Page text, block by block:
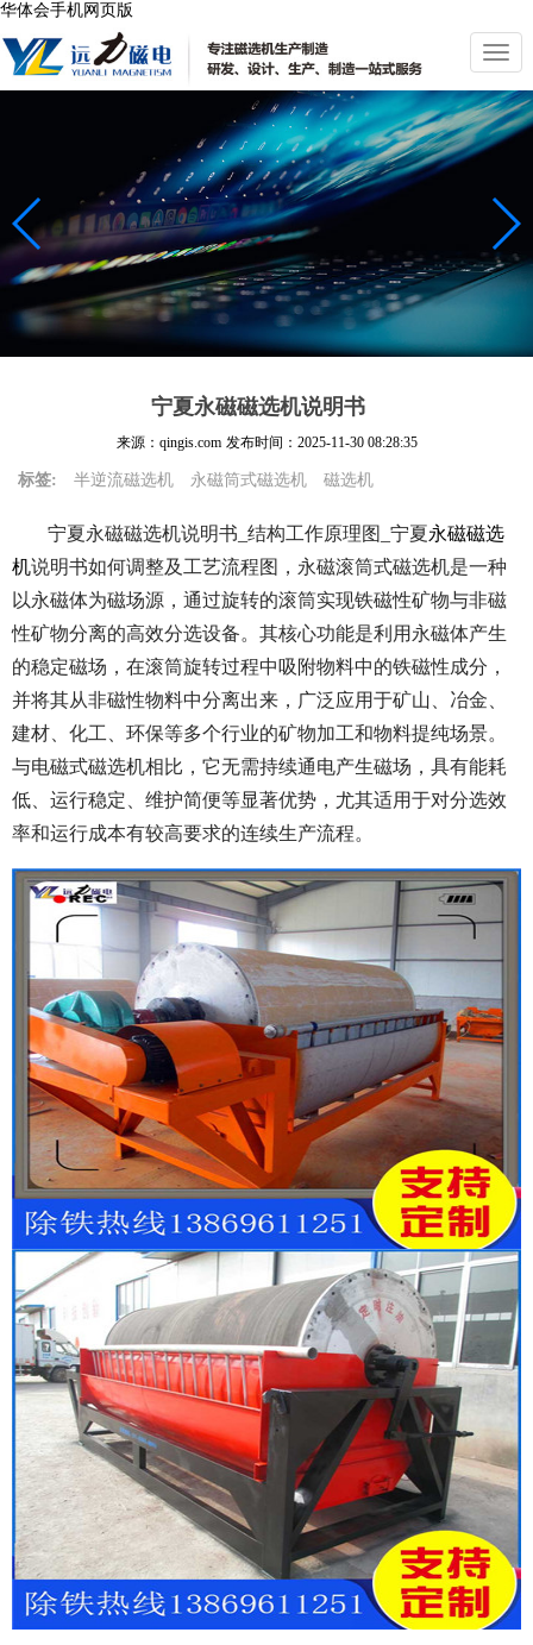
华体会手机网页版
切
换
导
航
宁夏永磁磁选机说明书
来源：qingis.com 发布时间： 2025-11-30 08:28:35
标签: 半逆流磁选机 永磁筒式磁选机 磁选机
宁夏永磁磁选机说明书_结构工作原理图_宁夏永磁磁选
机说明书如何调整及工艺流程图，永磁滚筒式磁选机是一种
以永磁体为磁场源，通过旋转的滚筒实现铁磁性矿物与非磁
性矿物分离的高效分选设备。其核心功能是利用永磁体产生
的稳定磁场，在滚筒旋转过程中吸附物料中的铁磁性成分，
并将其从非磁性物料中分离出来，广泛应用于矿山、冶金、
建材、化工、环保等多个行业的矿物加工和物料提纯场景。
与电磁式磁选机相比，它无需持续通电产生磁场，具有能耗
低、运行稳定、维护简便等显著优势，尤其适用于对分选效
率和运行成本有较高要求的连续生产流程。